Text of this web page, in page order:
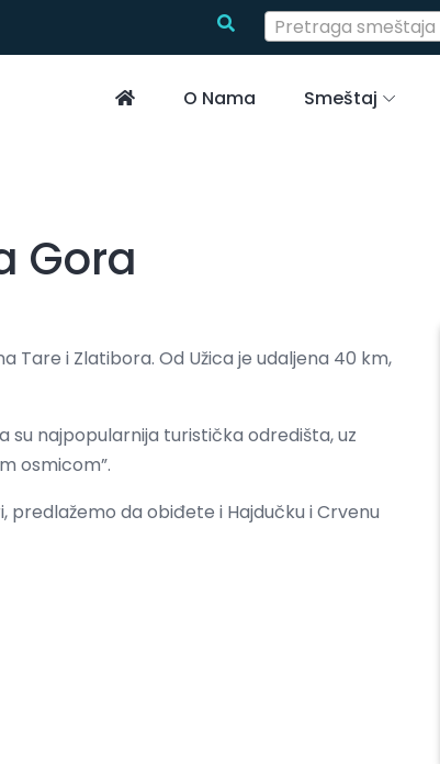
Pretraga smeštaja
O Nama Smeštaj
Gora
Tare i Zlatibora. Od Užica je udaljena 40 km,
su najpopularnija turistička odredišta, uz
osmicom”.
da obiđete i Hajdučku i Crvenu